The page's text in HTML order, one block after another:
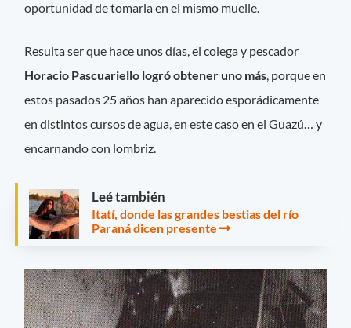
oportunidad de tomarla en el mismo muelle.
Resulta ser que hace unos días, el colega y pescador
Horacio Pascuariello logró obtener uno más, porque en
estos pasados 25 años han aparecido esporádicamente
en distintos cursos de agua, en este caso en el Guazú… y
encarnando con lombriz.
Leé también
Itatí, donde las grandes bestias del río
Paraná dicen presente